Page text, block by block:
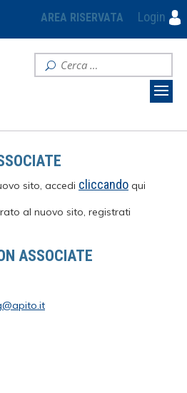
AREA RISERVATA Login
sito, accedi cliccando qui
al nuovo sito, registrati
ASSOCIATE